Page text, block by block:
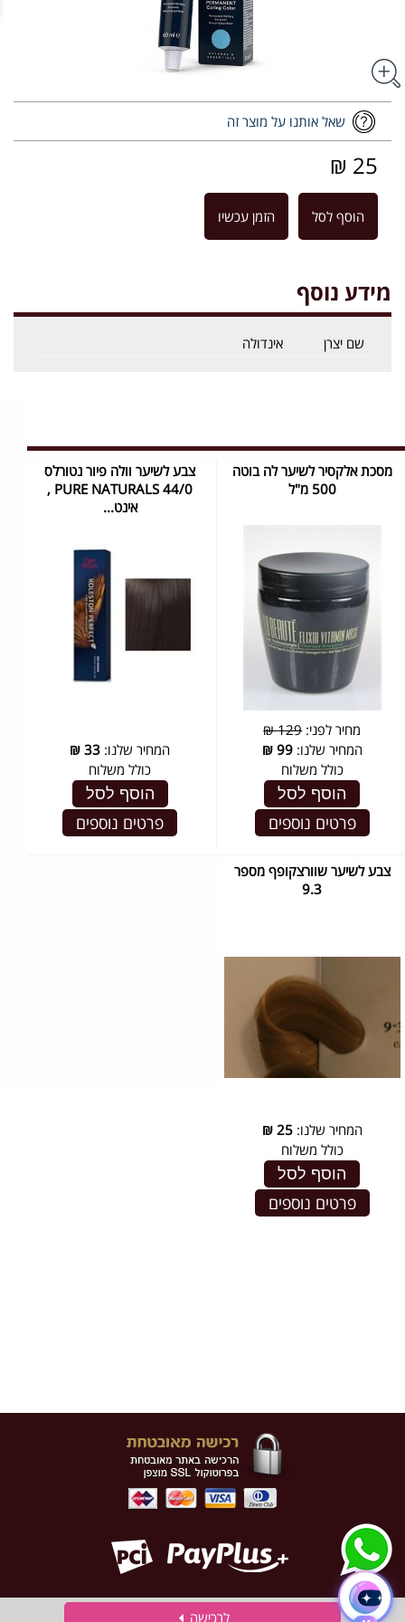
שאל אותנו על מוצר זה
25 ₪
הוסף לסל הזמן עכשיו
מידע נוסף
שם יצרן אינדולה
מסכת אלקסיר לשיער לה בוטה
500 מ"ל
מחיר לפני:129 ₪
המחיר שלנו:99
₪
כולל משלוח
הוסף לסל
פרטים נוספים
צבע לשיער וולה פיור נטורלס
PURE NATURALS 44/0 ,
אינט...
המחיר שלנו: 33
₪
כולל משלוח
הוסף לסל
פרטים נוספים
צבע לשיער שוורצקופף מספר
9.3
המחיר שלנו:25
₪
כולל משלוח
הוסף לסל
פרטים נוספים
לרכישה